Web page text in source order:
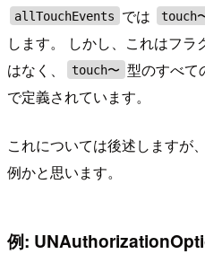
allTouchEvents では touch
します。 しかし、これはフ
はなく、
touch〜 型のすべて
で定義されています。
これについては後述しますが
例かと思います。
例: